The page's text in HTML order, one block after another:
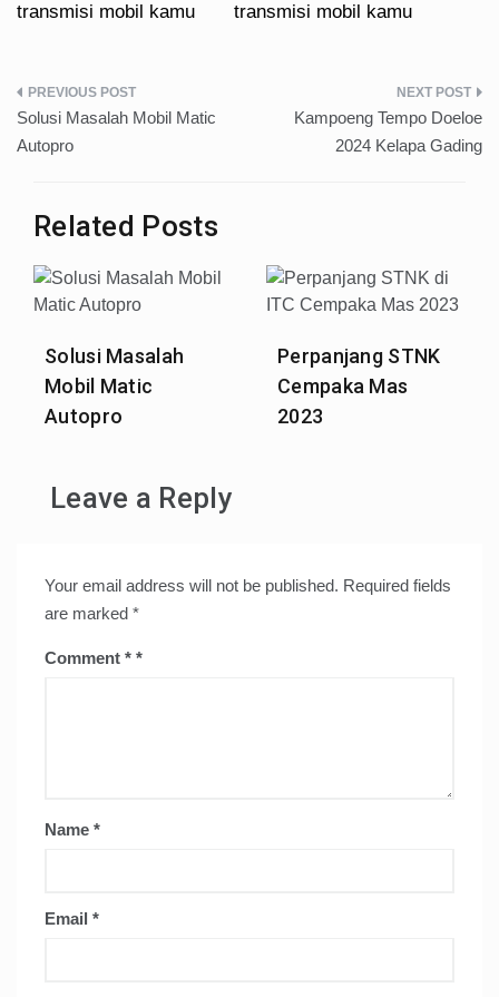
transmisi mobil kamu
transmisi mobil kamu
Post
navigation
Solusi Masalah Mobil Matic
Autopro
Kampoeng Tempo Doeloe
2024 Kelapa Gading
Related Posts
Solusi Masalah
Mobil Matic
Autopro
Perpanjang STNK
Cempaka Mas
2023
Leave a Reply
Your email address will not be published. Required fields
are marked *
Comment *
Name *
Email *